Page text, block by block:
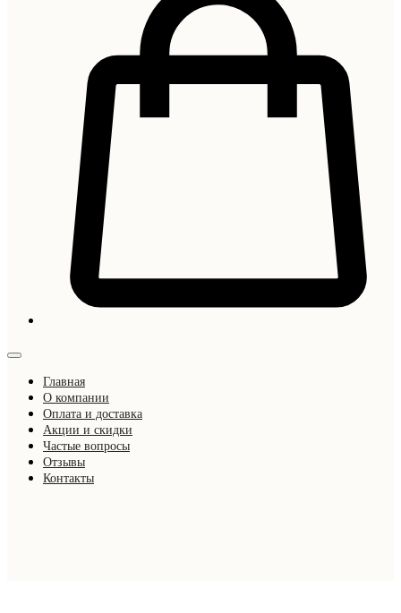
Главная
О компании
Оплата и доставка
Акции и скидки
Частые вопросы
Отзывы
Контакты